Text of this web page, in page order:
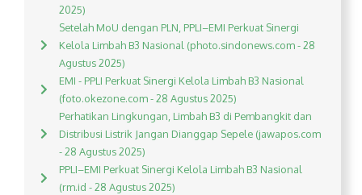
2025)
Setelah MoU dengan PLN, PPLI–EMI Perkuat Sinergi
Kelola Limbah B3 Nasional (photo.sindonews.com - 28
Agustus 2025)
EMI - PPLI Perkuat Sinergi Kelola Limbah B3 Nasional
(foto.okezone.com - 28 Agustus 2025)
Perhatikan Lingkungan, Limbah B3 di Pembangkit dan
Distribusi Listrik Jangan Dianggap Sepele (jawapos.com
- 28 Agustus 2025)
PPLI–EMI Perkuat Sinergi Kelola Limbah B3 Nasional
(rm.id - 28 Agustus 2025)